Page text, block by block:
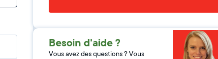
Besoin d'aide ?
Vous avez des questions ? Vous